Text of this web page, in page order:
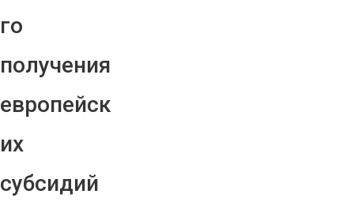
го
получения
европейск
их
субсидий